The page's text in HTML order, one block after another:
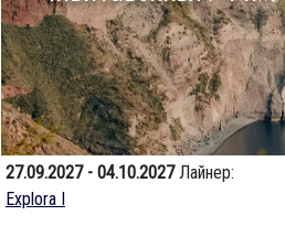
27.09.2027 - 04.10.2027Лайнер:
Explora I